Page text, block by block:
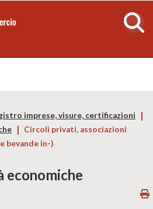
imprese, visure, certificazioni
Circoli privati, associazioni
bevande in-)
economiche